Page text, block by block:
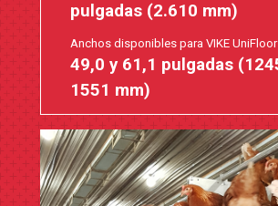
pulgadas (2.610 mm)
Anchos disponibles para VIKE UniFloor
49,0 y 61,1 pulgadas
1551 mm)